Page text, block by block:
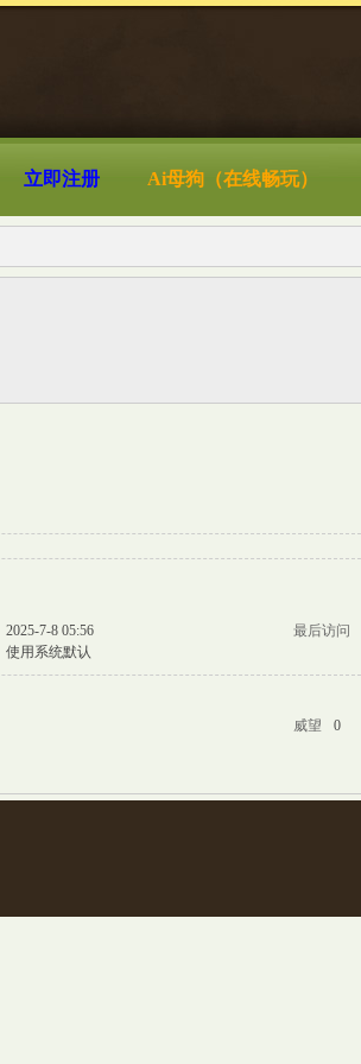
立即注册 Ai母狗（在线畅玩）
2025-7-8 05:56 最后访问
使用系统默认
威望 0